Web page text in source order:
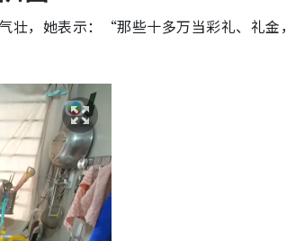
壮，她表示：“那些十多万当彩礼、礼金